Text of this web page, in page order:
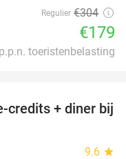
Regulier €304
€179
toeristenbelasting
38%
credits + diner bij
9.6 star